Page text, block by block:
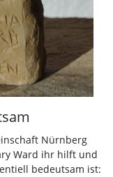
Nürnberg
Ward ihr hilft und
bedeutsam ist: